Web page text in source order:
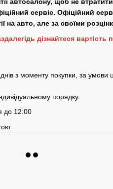
сервіс. Офіційний
на авто, але за своїми
дізнайтеся
з моменту покупки, за умови
порядку.
до 12:00